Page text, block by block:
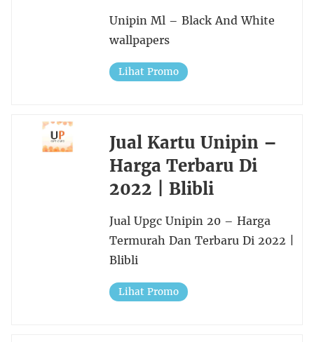
Unipin Ml – Black And White
wallpapers
Lihat Promo
Jual Kartu Unipin –
Harga Terbaru Di
2022 | Blibli
Jual Upgc Unipin 20 – Harga
Termurah Dan Terbaru Di 2022 |
Blibli
Lihat Promo